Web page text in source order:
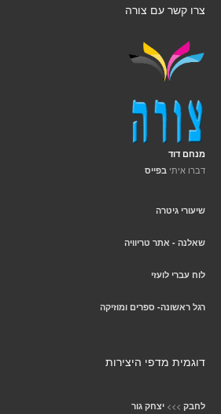
צרו קשר עם צורה
מנחם דוד
דברו איתי בפייס
שיעורי גיטרה
שאלנה - אתר טריוויה
לוח עברי לועזי
רגל ראשונה- ספרים ומוזיקה
דוגמית מדפי היצירות
לחבק >>> יצחק גור